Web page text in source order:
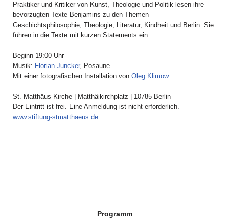
Praktiker und Kritiker von Kunst, Theologie und Politik lesen ihre
bevorzugten Texte Benjamins zu den Themen
Geschichtsphilosophie, Theologie, Literatur, Kindheit und Berlin. Sie
führen in die Texte mit kurzen Statements ein.
Beginn 19:00 Uhr
Musik: Florian Juncker, Posaune
Mit einer fotografischen Installation von Oleg Klimow
St. Matthäus-Kirche | Matthäikirchplatz | 10785 Berlin
Der Eintritt ist frei. Eine Anmeldung ist nicht erforderlich.
www.stiftung-stmatthaeus.de
Programm